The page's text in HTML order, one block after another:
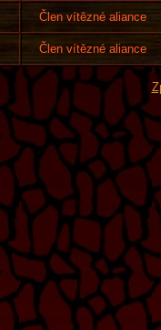
Člen vítězné aliance
Člen vítězné aliance